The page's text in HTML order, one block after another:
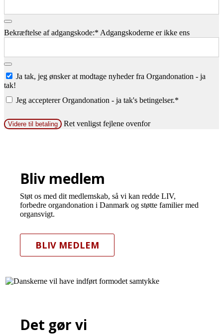
Bekræftelse af adgangskode:* Adgangskoderne er ikke ens
Ja tak, jeg ønsker at modtage nyheder fra Organdonation - ja
tak!
Jeg accepterer Organdonation - ja tak's betingelser.*
Ingen værdi Ret venligst fejlene ovenfor
Bliv medlem
Støt os med dit medlemskab, så vi kan redde LIV,
forbedre organdonation i Danmark og støtte familier med
organsvigt.
BLIV MEDLEM
Det gør vi